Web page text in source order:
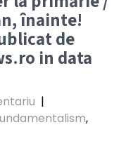
înainte!
de
in data
|
,